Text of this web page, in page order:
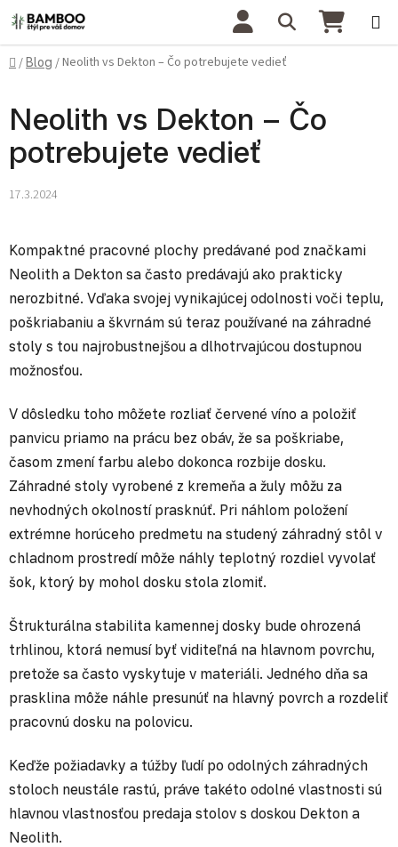
Prejsť na obsah Hľadať
Domov
/Blog /Neolith vs Dekton – Čo potrebujete vedieť
Neolith vs Dekton – Čo
potrebujete vedieť
17.3.2024
Kompaktné pracovné plochy predávané pod značkami
Neolith a Dekton sa často predávajú ako prakticky
nerozbitné. Vďaka svojej vynikajúcej odolnosti voči teplu,
poškriabaniu a škvrnám sú teraz používané na záhradné
stoly s tou najrobustnejšou a dlhotrvajúcou dostupnou
možnosťou.
V dôsledku toho môžete rozliať červené víno a položiť
panvicu priamo na prácu bez obáv, že sa poškriabe,
časom zmení farbu alebo dokonca rozbije dosku.
Záhradné stoly vyrobené z kremeňa a žuly môžu za
nevhodných okolností prasknúť. Pri náhlom položení
extrémne horúceho predmetu na studený záhradný stôl v
chladnom prostredí môže náhly teplotný rozdiel vyvolať
šok, ktorý by mohol dosku stola zlomiť.
Štrukturálna stabilita kamennej dosky bude ohrozená
trhlinou, ktorá nemusí byť viditeľná na hlavnom povrchu,
pretože sa často vyskytuje v materiáli. Jedného dňa sa
prasklina môže náhle presunúť na hlavný povrch a rozdeliť
pracovnú dosku na polovicu.
Keďže požiadavky a túžby ľudí po odolných záhradných
stoloch neustále rastú, práve takéto odolné vlastnosti sú
hlavnou vlastnosťou predaja stolov s doskou Dekton a
Neolith.